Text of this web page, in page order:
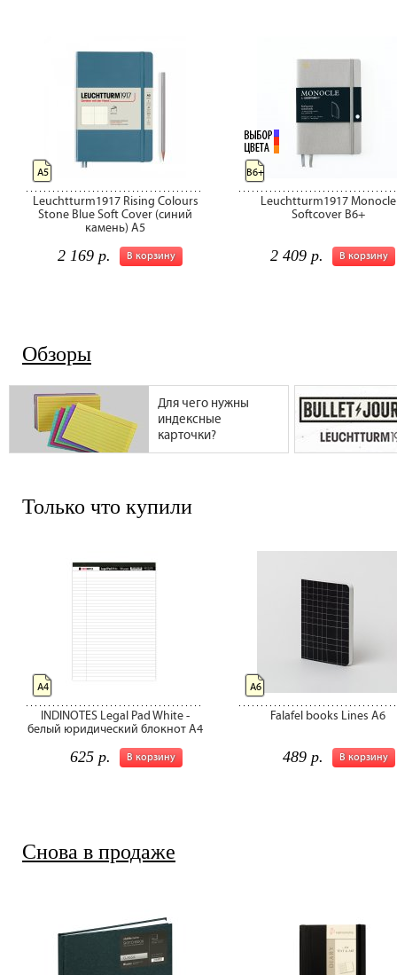
Leuchtturm1917 Rising Colours
Stone Blue Soft Cover (синий
камень) А5
В корзину
2 169 р.
А5
Leuchtturm1917 Monocle
Softcover B6+
В корзину
2 409 р.
B6+
Обзоры
Для чего нужны
индексные
карточки?
Только что купили
INDINOTES Legal Pad White -
белый юридический блокнот А4
В корзину
625 р.
А4
Falafel books Lines A6
В корзину
489 р.
А6
Снова в продаже